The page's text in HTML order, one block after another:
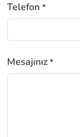
Telefon *
Mesajınız *